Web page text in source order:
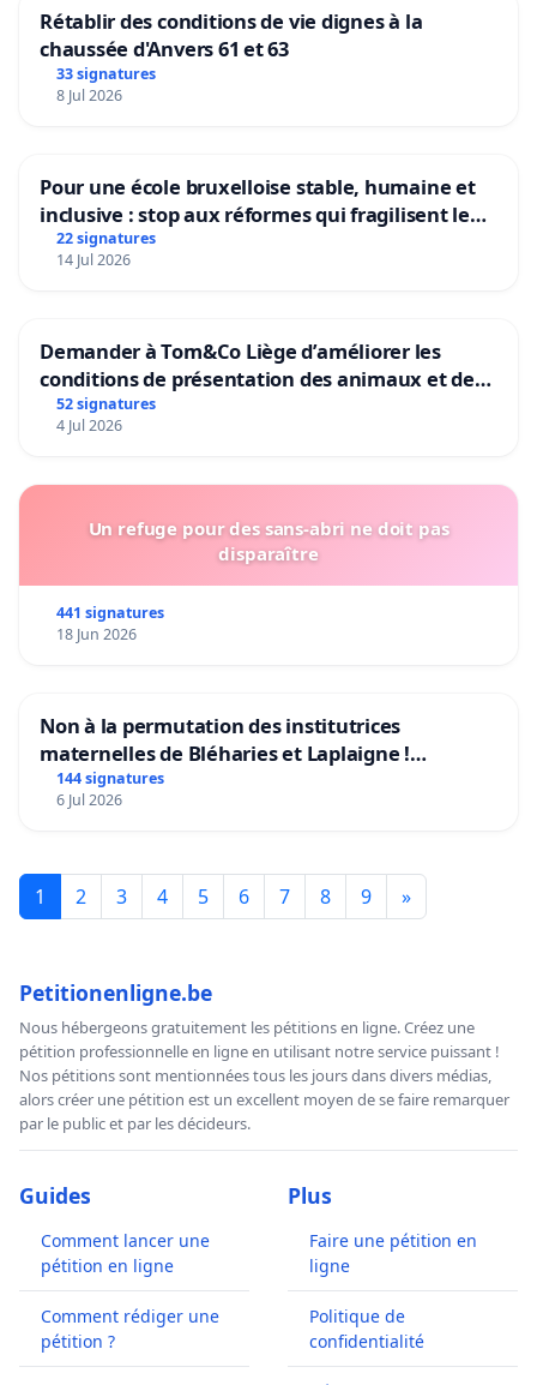
Rétablir des conditions de vie dignes à la
chaussée d'Anvers 61 et 63
33 signatures
8 Jul 2026
Pour une école bruxelloise stable, humaine et
inclusive : stop aux réformes qui fragilisent le
primaire
22 signatures
14 Jul 2026
Demander à Tom&Co Liège d’améliorer les
conditions de présentation des animaux et de
mettre fin à la vente d’animaux en magasin
52 signatures
4 Jul 2026
Un refuge pour des sans-abri ne doit pas
disparaître
441 signatures
18 Jun 2026
Non à la permutation des institutrices
maternelles de Bléharies et Laplaigne !
Préservons la stabilité de nos enfants.
144 signatures
6 Jul 2026
1 2 3 4 5 6 7 8 9 »
Petitionenligne.be
Nous hébergeons gratuitement les pétitions en ligne. Créez une
pétition professionnelle en ligne en utilisant notre service puissant !
Nos pétitions sont mentionnées tous les jours dans divers médias,
alors créer une pétition est un excellent moyen de se faire remarquer
par le public et par les décideurs.
Guides
Comment lancer une
pétition en ligne
Comment rédiger une
pétition ?
Plus
Faire une pétition en
ligne
Politique de
confidentialité